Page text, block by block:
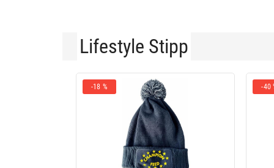
Lifestyle Stipp
-18 % -40